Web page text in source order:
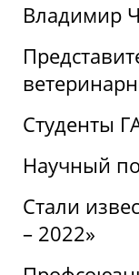
Владимир
Студенты
Научный
Стали
– 2022»